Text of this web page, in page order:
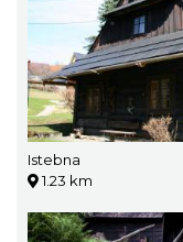
Istebna
1.23 km